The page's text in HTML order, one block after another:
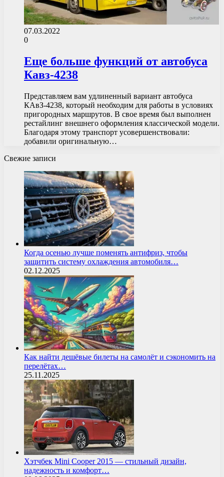
07.03.2022
0
Еще больше функций от автобуса
Кавз-4238
Представляем вам удлиненный вариант автобуса
КАвЗ-4238, который необходим для работы в условиях
пригородных маршрутов. В свое время был выполнен
рестайлинг внешнего оформления классической модели.
Благодаря этому транспорт усовершенствовали:
добавили оригинальную…
Свежие записи
Когда осенью лучше поменять антифриз, чтобы
защитить систему охлаждения автомобиля…
02.12.2025
Как найти дешёвые билеты на самолёт и сэкономить на
перелётах…
25.11.2025
Хэтчбек Mini Cooper 2015 — стильный дизайн,
надежность и комфорт…